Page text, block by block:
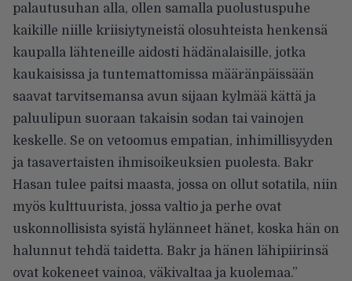
palautusuhan alla, ollen samalla puolustuspuhe
kaikille niille kriisiytyneistä olosuhteista henkensä
kaupalla lähteneille aidosti hädänalaisille, jotka
kaukaisissa ja tuntemattomissa määränpäissään
saavat tarvitsemansa avun sijaan kylmää kättä ja
paluulipun suoraan takaisin sodan tai vainojen
keskelle. Se on vetoomus empatian, inhimillisyyden
ja tasavertaisten ihmisoikeuksien puolesta. Bakr
Hasan tulee paitsi maasta, jossa on ollut sotatila, niin
myös kulttuurista, jossa valtio ja perhe ovat
uskonnollisista syistä hylänneet hänet, koska hän on
halunnut tehdä taidetta. Bakr ja hänen lähipiirinsä
ovat kokeneet vainoa, väkivaltaa ja kuolemaa.”